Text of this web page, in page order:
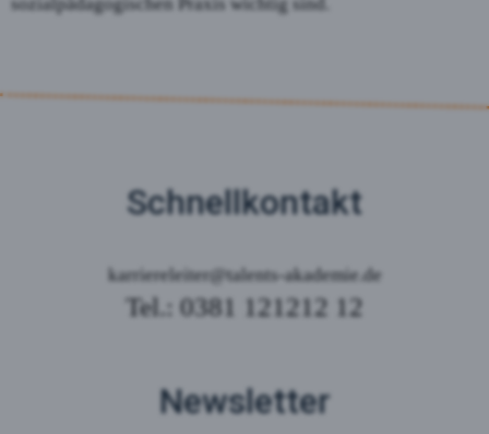
Schnellkontakt
karriereleiter@talents-akademie.de
Tel.: 0381 121212 12
Newsletter